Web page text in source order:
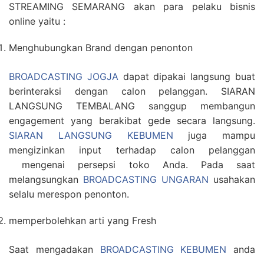
STREAMING SEMARANG akan para pelaku bisnis
online yaitu :
Menghubungkan Brand dengan penonton
BROADCASTING JOGJAdapat dipakai langsung buat
berinteraksi dengan calon pelanggan. SIARAN
LANGSUNG TEMBALANG sanggup membangun
engagement yang berakibat gede secara langsung.
SIARAN LANGSUNG KEBUMEN juga mampu
mengizinkan input terhadap calon pelanggan
mengenai persepsi toko Anda. Pada saat
melangsungkan BROADCASTING UNGARAN usahakan
selalu merespon penonton.
memperbolehkan arti yang Fresh
Saat mengadakan BROADCASTING KEBUMEN anda